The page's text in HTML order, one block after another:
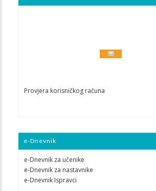
Provjera korisničkog računa
e-Dnevnik
e-Dnevnik za učenike
e-Dnevnik za nastavnike
e-Dnevnik Ispravci